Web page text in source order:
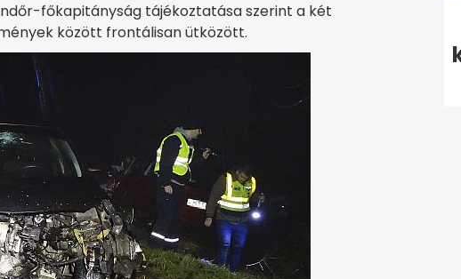
főkapitányság tájékoztatása szerint a két
között frontálisan ütközött.